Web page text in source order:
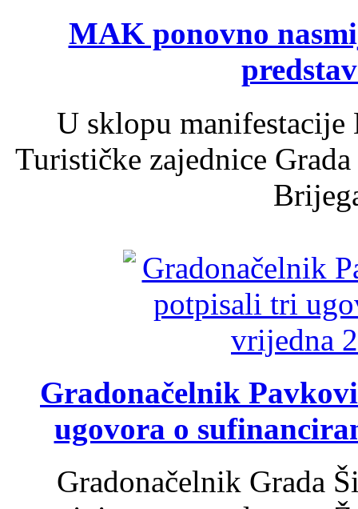
MAK ponovno
U sklopu
Turističke zajednice
Gradonačelnik
ugovora o
Gradonačelnik Grada